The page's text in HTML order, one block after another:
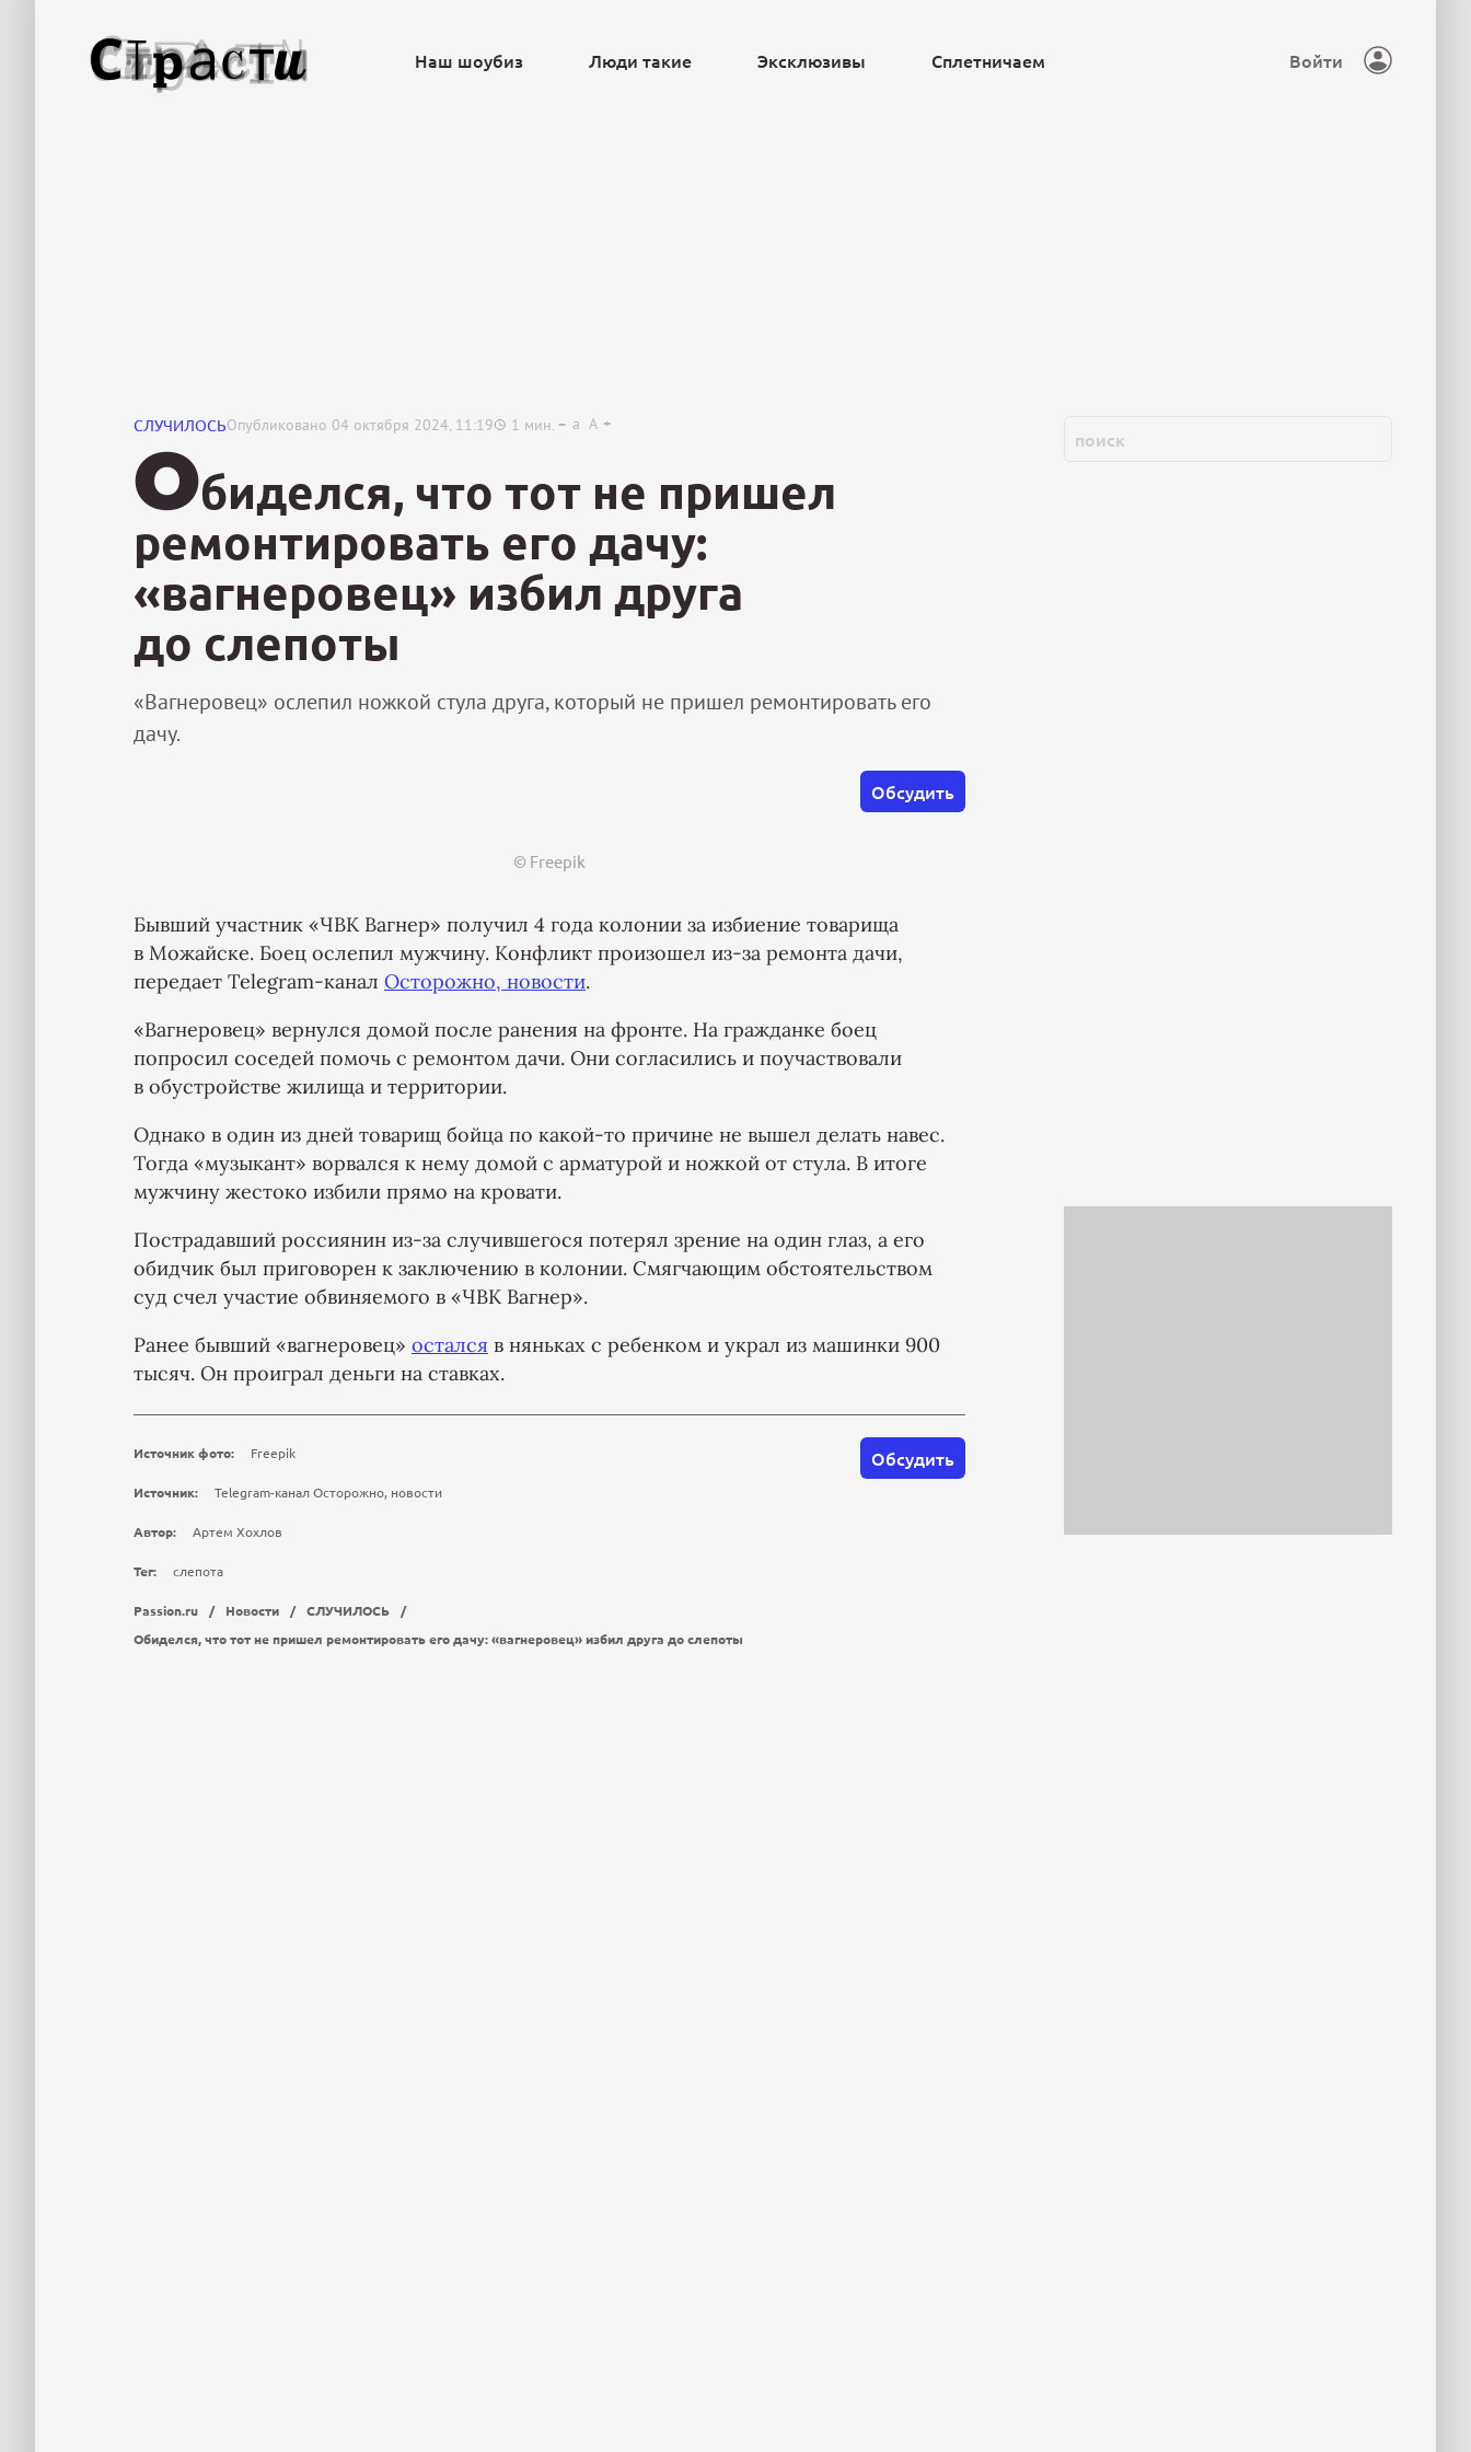
Наш шоубиз Люди такие Эксклюзивы Сплетничаем Войти
СЛУЧИЛОСЬОпубликовано 04 октября 2024, 11:19 1 мин. a A
Обиделся, что тот не пришел
ремонтировать его дачу:
«вагнеровец» избил друга
до слепоты
«Вагнеровец» ослепил ножкой стула друга, который не пришел ремонтировать его
дачу.
Обсудить
© Freepik
Бывший участник «ЧВК Вагнер» получил 4 года колонии за избиение товарища
в Можайске. Боец ослепил мужчину. Конфликт произошел из-за ремонта дачи,
передает Telegram-канал Осторожно, новости.
«Вагнеровец» вернулся домой после ранения на фронте. На гражданке боец
попросил соседей помочь с ремонтом дачи. Они согласились и поучаствовали
в обустройстве жилища и территории.
Однако в один из дней товарищ бойца по какой-то причине не вышел делать навес.
Тогда «музыкант» ворвался к нему домой с арматурой и ножкой от стула. В итоге
мужчину жестоко избили прямо на кровати.
Пострадавший россиянин из-за случившегося потерял зрение на один глаз, а его
обидчик был приговорен к заключению в колонии. Смягчающим обстоятельством
суд счел участие обвиняемого в «ЧВК Вагнер».
Ранее бывший «вагнеровец» остался в няньках с ребенком и украл из машинки 900
тысяч. Он проиграл деньги на ставках.
Обсудить
Источник фото: Freepik
Источник: Telegram-канал Осторожно, новости
Автор: Артем Хохлов
Тег: слепота
Passion.ru / Новости / СЛУЧИЛОСЬ
/
Обиделся, что тот не пришел ремонтировать его дачу: «вагнеровец» избил друга до слепоты